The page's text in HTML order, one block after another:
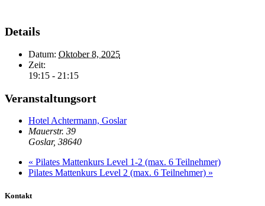
Details
Datum: Oktober 8, 2025
Zeit:
19:15 - 21:15
Veranstaltungsort
Hotel Achtermann, Goslar
Mauerstr. 39
Goslar, 38640
« Pilates Mattenkurs Level 1-2 (max. 6 Teilnehmer)
Pilates Mattenkurs Level 2 (max. 6 Teilnehmer) »
Kontakt